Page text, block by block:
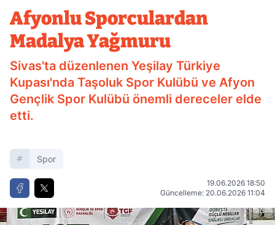
Afyonlu Sporculardan
Madalya Yağmuru
Sivas'ta düzenlenen Yeşilay Türkiye
Kupası'nda Taşoluk Spor Kulübü ve Afyon
Gençlik Spor Kulübü önemli dereceler elde
etti.
Spor
19.06.2026 18:50
Güncelleme: 20.06.2026 11:04